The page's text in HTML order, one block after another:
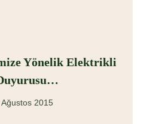
Yönelik Elektrikli
Ağustos 2015